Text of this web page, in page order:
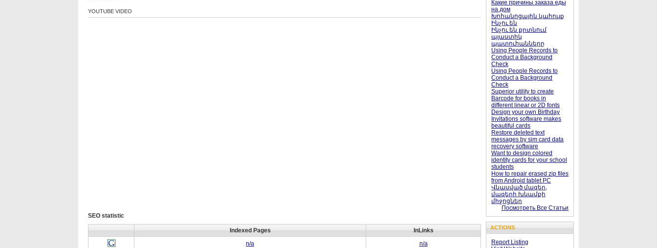
YOUTUBE VIDEO
SEO statistic
Indexed Pages
InLinks
n/a
n/a
Какие причины заказа еды
на дом
Խոհանոցային կահույք
Ինչու են
Ինչու են քրտնում
պլաստիկ
պատուհանները
Using People Records to
Conduct a Background
Check
Using People Records to
Conduct a Background
Check
Superior utility to create
Barcode for books in
different linear or 2D fonts
Design your own Birthday
Invitations software makes
beautiful cards
Restore deleted text
messages by sim card data
recovery software
Want to design colored
identity cards for your school
students
How to repair erased zip files
from Android tablet PC
Վնասված մազեր,
մազերի խնամքի
միջոցներ
Посмотреть Все Статьи
ACTIONS
Report Listing